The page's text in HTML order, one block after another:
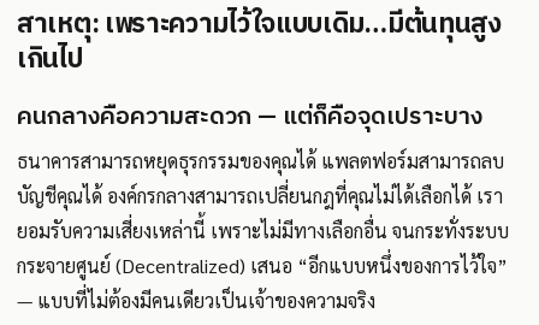
สาเหตุ: เพราะความไว้ใจแบบเดิม…มีต้นทุนสูง
เกินไป
คนกลางคือความสะดวก — แต่ก็คือจุดเปราะบาง
ธนาคารสามารถหยุดธุรกรรมของคุณได้ แพลตฟอร์มสามารถลบ
บัญชีคุณได้ องค์กรกลางสามารถเปลี่ยนกฎที่คุณไม่ได้เลือกได้ เรา
ยอมรับความเสี่ยงเหล่านี้ เพราะไม่มีทางเลือกอื่น จนกระทั่งระบบ
กระจายศูนย์ (Decentralized) เสนอ “อีกแบบหนึ่งของการไว้ใจ”
— แบบที่ไม่ต้องมีคนเดียวเป็นเจ้าของความจริง